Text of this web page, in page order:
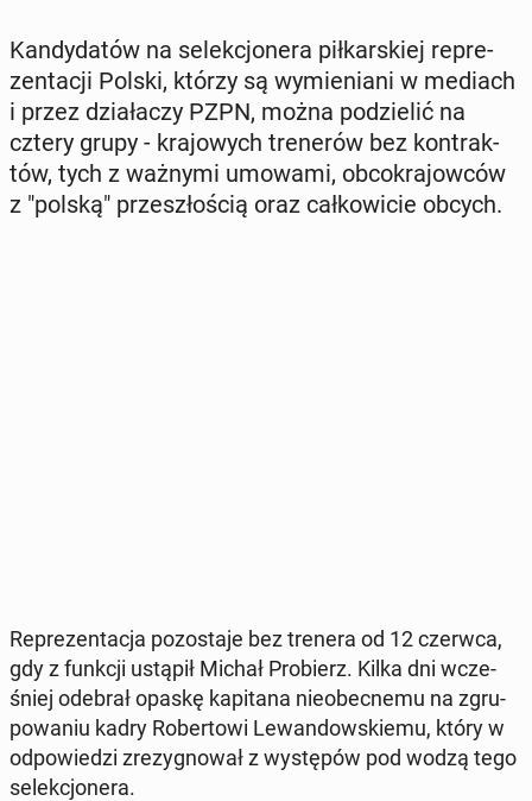
Kan­dy­da­tów na se­lek­cjo­ne­ra pił­kar­skiej re­pre­
zen­ta­cji Polski, którzy są wy­mie­nia­ni w mediach
i przez dzia­ła­czy PZPN, można po­dzie­lić na
cztery grupy - kra­jo­wych tre­ne­rów bez kon­trak­
tów, tych z ważnymi umowami, ob­co­kra­jow­ców
z "polską" prze­szło­ścią oraz cał­ko­wi­cie obcych.
Re­pre­zen­ta­cja po­zo­sta­je bez trenera od 12 czerwca,
gdy z funkcji ustąpił Michał Pro­bierz. Kilka dni wcze­
śniej odebrał opaskę ka­pi­ta­na nie­obec­ne­mu na zgru­
po­wa­niu kadry Ro­ber­to­wi Le­wan­dow­skie­mu, który w
od­po­wie­dzi zre­zy­gno­wał z wy­stę­pów pod wodzą tego
se­lek­cjo­ne­ra.